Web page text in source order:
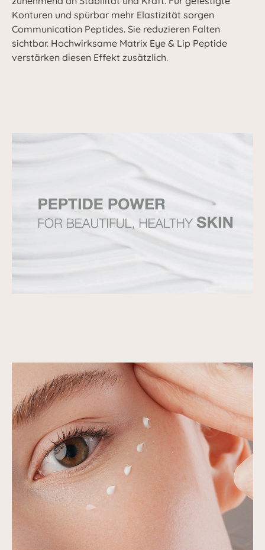
Konturen und spürbar mehr Elastizität sorgen
Communication Peptides. Sie reduzieren Falten
sichtbar. Hochwirksame Matrix Eye & Lip Peptide
verstärken diesen Effekt zusätzlich.